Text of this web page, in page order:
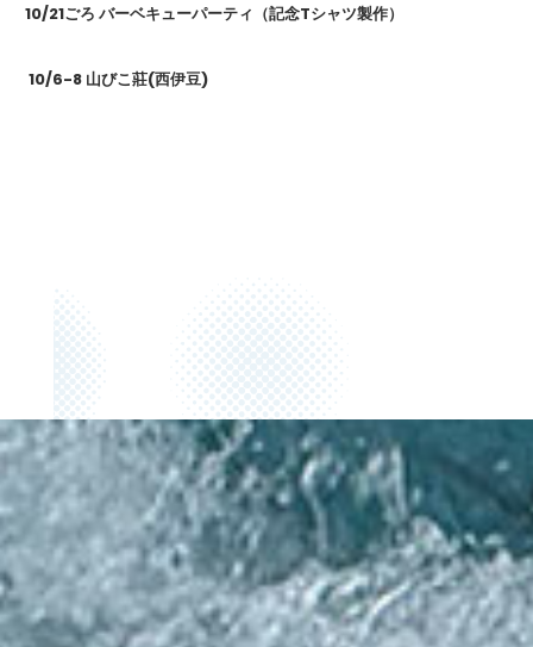
10/21ごろ バーベキューパーティ（記念Tシャツ製作）
10/6-8 山びこ莊(西伊豆)